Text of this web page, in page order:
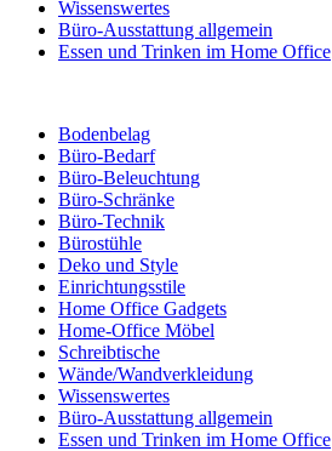
Wissenswertes
Büro-Ausstattung allgemein
Essen und Trinken im Home Office
Bodenbelag
Büro-Bedarf
Büro-Beleuchtung
Büro-Schränke
Büro-Technik
Bürostühle
Deko und Style
Einrichtungsstile
Home Office Gadgets
Home-Office Möbel
Schreibtische
Wände/Wandverkleidung
Wissenswertes
Büro-Ausstattung allgemein
Essen und Trinken im Home Office